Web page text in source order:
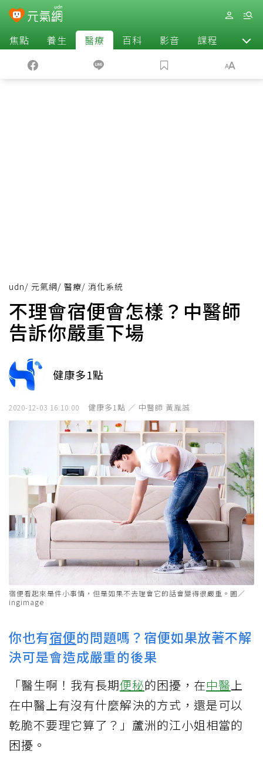
焦點 養生 醫療 百科 影音 課程 退休
udn/ 元氣網/ 醫療/ 消化系統
不理會宿便會怎樣？中醫師
告訴你嚴重下場
健康多1點
2020-12-03 16:10:00 健康多1點 ／ 中醫師 黃胤誠
宿便看起來是件小事情，但是如果不去理會它的話會變得很嚴重。圖／
ingimage
你也有宿便的問題嗎？宿便如果放著不解
決可是會造成嚴重的後果
「醫生啊！我有長期便秘的困擾，在中醫 上
在中醫上有沒有什麼解決的方式，還是可以
乾脆不要理它算了？」蘆洲的江小姐相當的
困擾。